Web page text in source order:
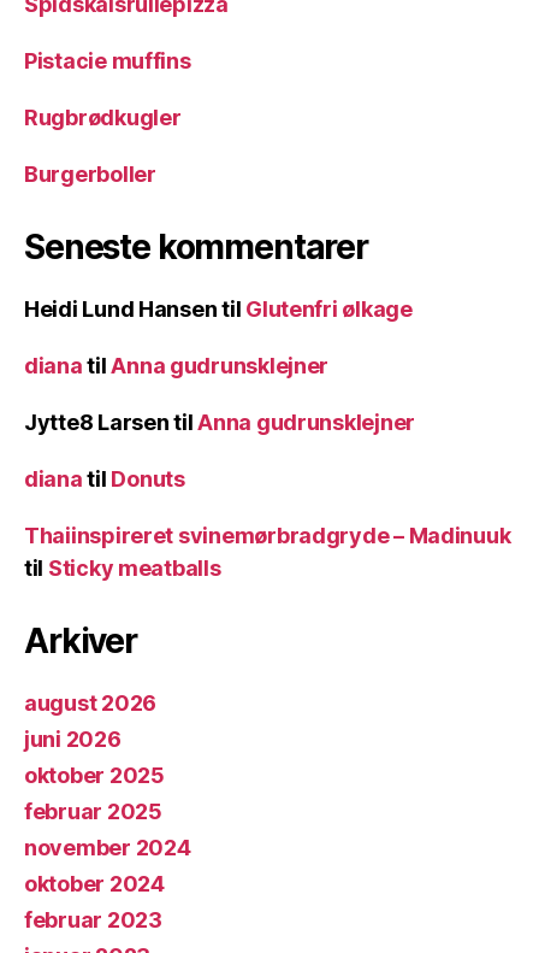
Pistacie muffins
Rugbrødkugler
Burgerboller
Seneste kommentarer
Heidi Lund Hansentil Glutenfri ølkage
dianatilAnna gudrunsklejner
Jytte8 LarsentilAnna gudrunsklejner
dianatil Donuts
Thaiinspireret svinemørbradgryde – Madinuuk
til Sticky meatballs
Arkiver
august 2026
juni 2026
oktober 2025
februar 2025
november 2024
oktober 2024
februar 2023